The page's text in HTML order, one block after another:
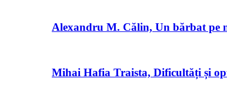
Alexandru M. Călin, Un bărbat pe
Mihai Hafia Traista, Dificultăți și